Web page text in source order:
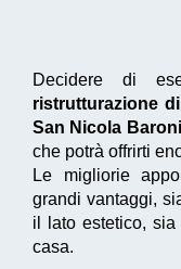
Decidere di
ristrutturazione
San Nicola
che potrà offrirti
Le migliorie
grandi vantaggi,
il lato estetico,
casa.